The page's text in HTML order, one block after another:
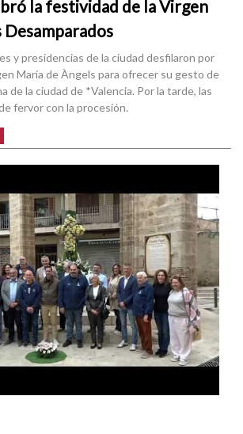
la festividad de la Virgen
y presidencias de la ciudad desfilaron por
María de Àngels para ofrecer su gesto de
de la ciudad de *Valencia. Por la tarde, las
fervor con la procesión.